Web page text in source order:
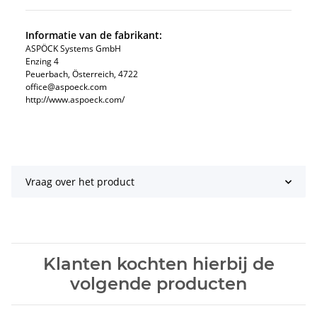
Informatie van de fabrikant:
ASPÖCK Systems GmbH
Enzing 4
Peuerbach, Österreich, 4722
office@aspoeck.com
http://www.aspoeck.com/
Vraag over het product
Klanten kochten hierbij de
volgende producten